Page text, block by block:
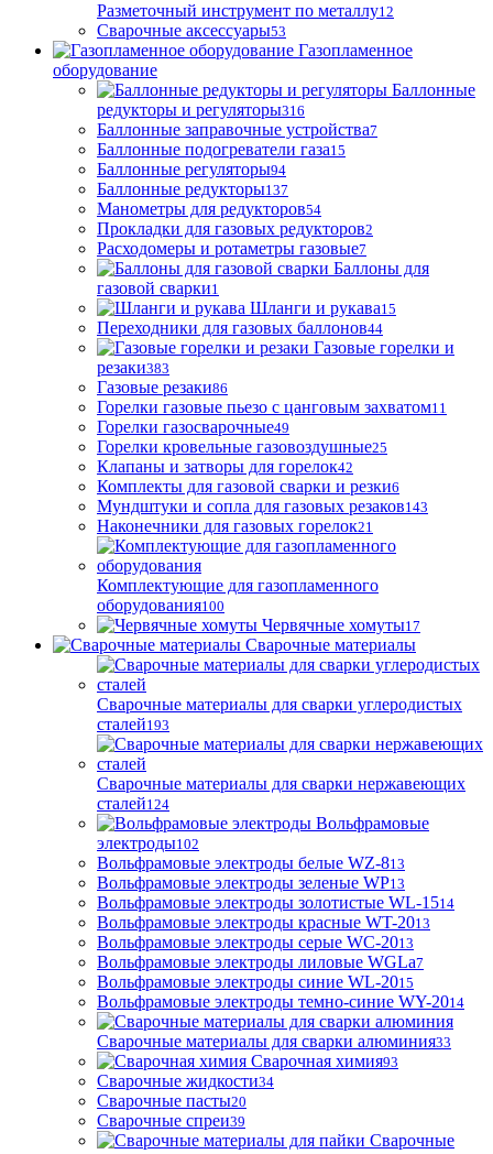
Разметочный инструмент по металлу12
Сварочные аксессуары53
Газопламенное
оборудование
Баллонные
редукторы и регуляторы316
Баллонные заправочные устройства7
Баллонные подогреватели газа15
Баллонные регуляторы94
Баллонные редукторы137
Манометры для редукторов54
Прокладки для газовых редукторов2
Расходомеры и ротаметры газовые7
Баллоны для
газовой сварки1
Шланги и рукава15
Переходники для газовых баллонов44
Газовые горелки и
резаки383
Газовые резаки86
Горелки газовые пьезо с цанговым захватом11
Горелки газосварочные49
Горелки кровельные газовоздушные25
Клапаны и затворы для горелок42
Комплекты для газовой сварки и резки6
Мундштуки и сопла для газовых резаков143
Наконечники для газовых горелок21
Комплектующие для газопламенного
оборудования100
Червячные хомуты17
Сварочные материалы
Сварочные материалы для сварки углеродистых
сталей193
Сварочные материалы для сварки нержавеющих
сталей124
Вольфрамовые
электроды102
Вольфрамовые электроды белые WZ-813
Вольфрамовые электроды зеленые WP13
Вольфрамовые электроды золотистые WL-1514
Вольфрамовые электроды красные WT-2013
Вольфрамовые электроды серые WC-2013
Вольфрамовые электроды лиловые WGLa7
Вольфрамовые электроды синие WL-2015
Вольфрамовые электроды темно-синие WY-2014
Сварочные материалы для сварки алюминия33
Сварочная химия93
Сварочные жидкости34
Сварочные пасты20
Сварочные спреи39
Сварочные